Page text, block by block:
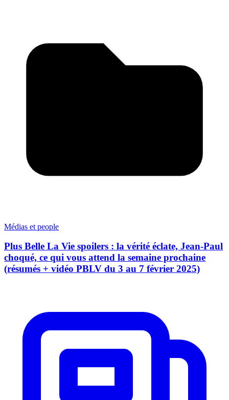
Médias et people
Plus Belle La Vie spoilers : la vérité éclate, Jean-Paul
choqué, ce qui vous attend la semaine prochaine
(résumés + vidéo PBLV du 3 au 7 février 2025)